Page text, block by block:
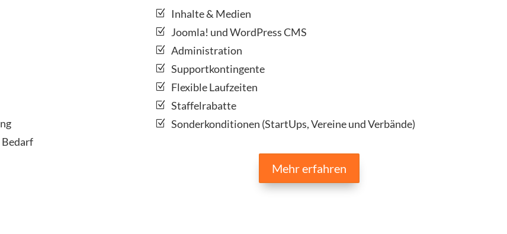
Bedarf
Inhalte & Medien
Joomla! und WordPress CMS
Administration
Supportkontingente
Flexible Laufzeiten
Staffelrabatte
Sonderkonditionen (StartUps, Vereine und Verbände)
Mehr erfahren